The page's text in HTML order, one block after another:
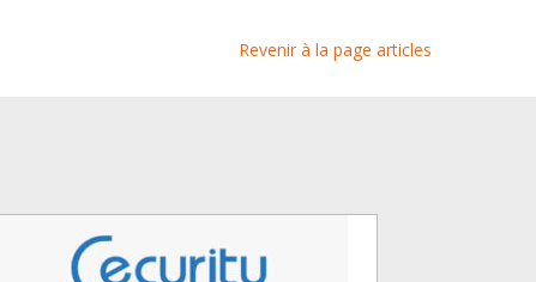
Revenir à la page articles